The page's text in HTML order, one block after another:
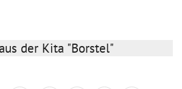
der Kita "Borstel"